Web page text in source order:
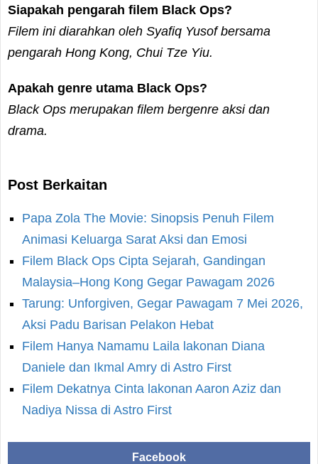
Siapakah pengarah filem Black Ops?
Filem ini diarahkan oleh Syafiq Yusof bersama
pengarah Hong Kong, Chui Tze Yiu.
Apakah genre utama Black Ops?
Black Ops merupakan filem bergenre aksi dan
drama.
Post Berkaitan
Papa Zola The Movie: Sinopsis Penuh Filem
Animasi Keluarga Sarat Aksi dan Emosi
Filem Black Ops Cipta Sejarah, Gandingan
Malaysia–Hong Kong Gegar Pawagam 2026
Tarung: Unforgiven, Gegar Pawagam 7 Mei 2026,
Aksi Padu Barisan Pelakon Hebat
Filem Hanya Namamu Laila lakonan Diana
Daniele dan Ikmal Amry di Astro First
Filem Dekatnya Cinta lakonan Aaron Aziz dan
Nadiya Nissa di Astro First
Facebook